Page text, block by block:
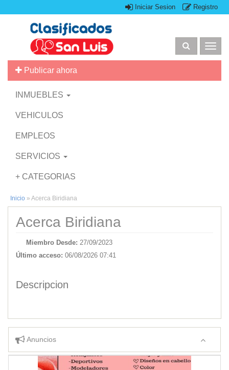
Iniciar Sesion Registro
Publicar ahora
INMUEBLES
VEHICULOS
EMPLEOS
SERVICIOS
+ CATEGORIAS
Inicio » Acerca Biridiana
Acerca Biridiana
Miembro Desde: 27/09/2023
Último acceso: 06/08/2026 07:41
Descripcion
Anuncios